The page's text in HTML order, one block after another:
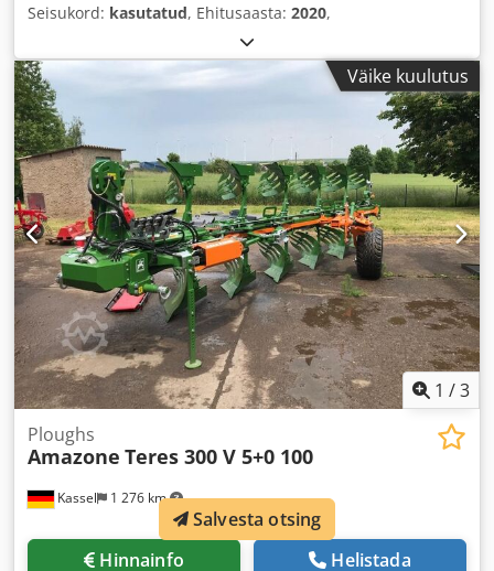
Seisukord: kasutatud, Ehitusaasta: 2020,
Väike kuulutus
1 /3
Kassel 1 276 km
Ploughs
Amazone Teres 300 V 5+0 100
Hinnainfo Helistada
Salvesta otsing